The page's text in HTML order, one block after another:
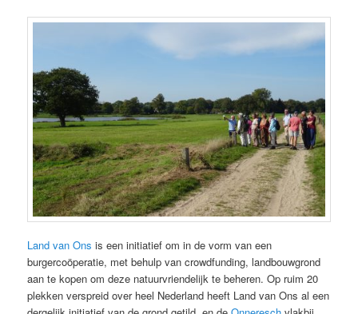
Land van Ons is een initiatief om in de vorm van een
burgercoöperatie, met behulp van crowdfunding, landbouwgrond
aan te kopen om deze natuurvriendelijk te beheren. Op ruim 20
plekken verspreid over heel Nederland heeft Land van Ons al een